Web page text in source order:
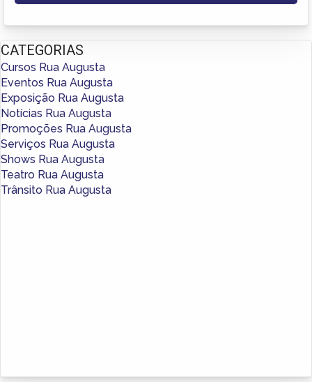
CATEGORIAS
Cursos Rua Augusta
Eventos Rua Augusta
Exposição Rua Augusta
Notícias Rua Augusta
Promoções Rua Augusta
Serviços Rua Augusta
Shows Rua Augusta
Teatro Rua Augusta
Trânsito Rua Augusta